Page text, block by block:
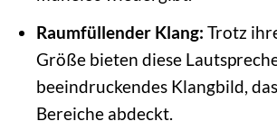
Raumfüllender Klang: Trotz
Größe bieten diese
beeindruckendes Klangbild,
Bereiche abdeckt.